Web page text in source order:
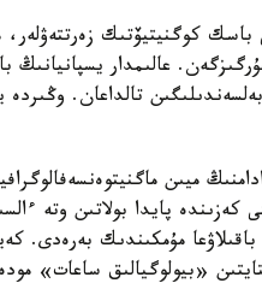
باسك كوگنيتيۆتىك
تالداعان.
زەرتتەۋشىلەر 728 ادامنىڭ ميىن
كەزىندە پايدا بولاتىن وتە
باقىلاۋعا مۇمكىندىك
«بيولوگيالىق ساعات»